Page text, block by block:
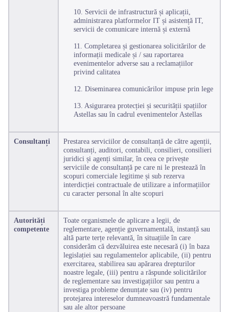
10. Servicii de infrastructură și aplicații,
administrarea platformelor IT și asistență IT,
servicii de comunicare internă și externă
11. Completarea și gestionarea solicitărilor de
informații medicale și / sau raportarea
evenimentelor adverse sau a reclamațiilor
privind calitatea
12. Diseminarea comunicărilor impuse prin lege
13. Asigurarea protecției și securității spațiilor
Astellas sau în cadrul evenimentelor Astellas
Consultanți
Prestarea serviciilor de consultanță de către agenții,
consultanți, auditori, contabili, consilieri, consilieri
juridici și agenți similar, în ceea ce privește
serviciile de consultanță pe care ni le prestează în
scopuri comerciale legitime și sub rezerva
interdicției contractuale de utilizare a informațiilor
cu caracter personal în alte scopuri
Autorități
competente
Toate organismele de aplicare a legii, de
reglementare, agenție guvernamentală, instanță sau
altă parte terțe relevantă, în situațiile în care
considerăm că dezvăluirea este necesară (i) în baza
legislației sau regulamentelor aplicabile, (ii) pentru
exercitarea, stabilirea sau apărarea drepturilor
noastre legale, (iii) pentru a răspunde solicitărilor
de reglementare sau investigațiilor sau pentru a
investiga probleme denunțate sau (iv) pentru
protejarea intereselor dumneavoastră fundamentale
sau ale altor persoane